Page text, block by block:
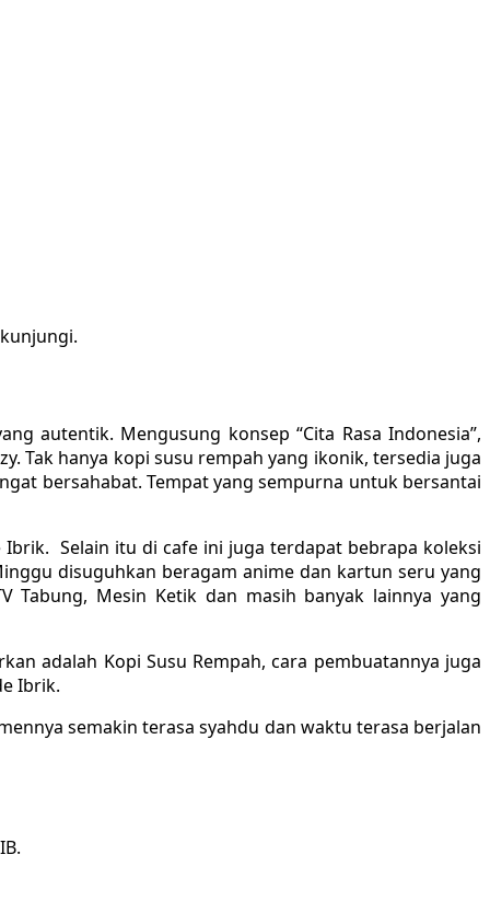
autentik. Mengusung konsep “Cita Rasa Indonesia”,
Tak hanya kopi susu rempah yang ikonik, tersedia juga
bersahabat. Tempat yang sempurna untuk bersantai
Selain itu di cafe ini juga terdapat bebrapa koleksi
disuguhkan beragam anime dan kartun seru yang
Tabung, Mesin Ketik dan masih banyak lainnya yang
adalah Kopi Susu Rempah, cara pembuatannya juga
Ibrik.
semakin terasa syahdu dan waktu terasa berjalan